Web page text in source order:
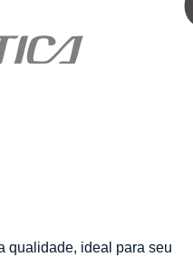
qualidade, ideal para seu